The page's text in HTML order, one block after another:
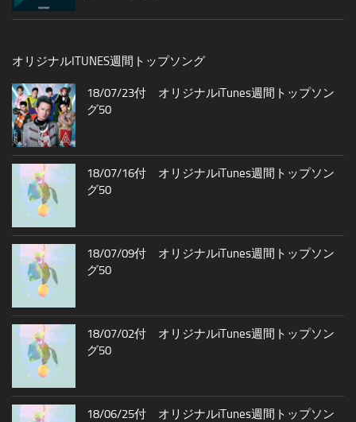
オリジナルITUNES週間トップソング
18/07/23付 オリジナルiTunes週間トップソン
グ50
18/07/16付 オリジナルiTunes週間トップソン
グ50
18/07/09付 オリジナルiTunes週間トップソン
グ50
18/07/02付 オリジナルiTunes週間トップソン
グ50
18/06/25付 オリジナルiTunes週間トップソン